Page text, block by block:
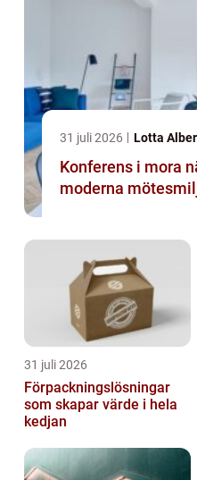
31 juli 2026 Lotta
Konferens i mora närhet, natur och
moderna
31 juli 2026
Förpackningslösningar
som skapar värde i hela
kedjan